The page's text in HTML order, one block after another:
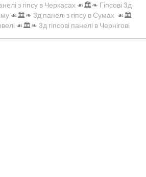
з гіпсу в Черкасах ☙🏛️❧ Гіпсові 3д
☙🏛️❧ 3д панелі з гіпсу в Сумах ☙🏛️
☙🏛️❧ 3д гіпсові панелі в Чернігові